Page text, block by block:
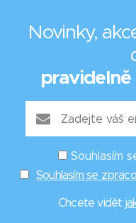
Novinky,
pravidelně
Souhlasím
Souhlasím se
Chcete vidět